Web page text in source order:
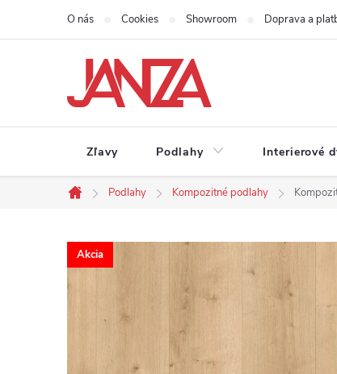
Prejsť na obsah
O nás Cookies Showroom Doprava a
Zľavy Podlahy Interierové
Domov
Podlahy Kompozitné podlahy
Akcia